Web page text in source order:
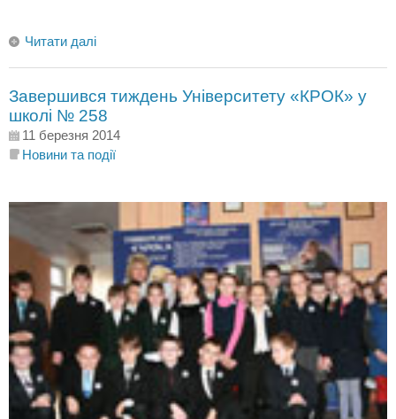
Читати далі
Завершився тиждень Університету «КРОК» у
школі № 258
11 березня 2014
Новини та події